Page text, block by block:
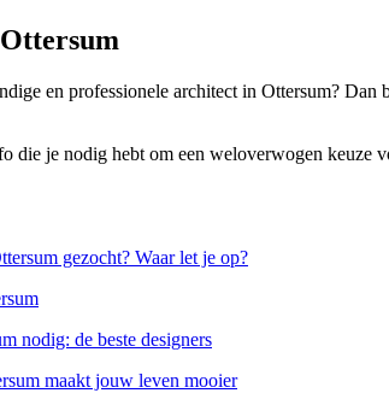
en professionele architect in Ottersum?
die je nodig hebt om een weloverwogen keuze
gezocht? Waar let je op?
nodig: de beste designers
maakt jouw leven mooier